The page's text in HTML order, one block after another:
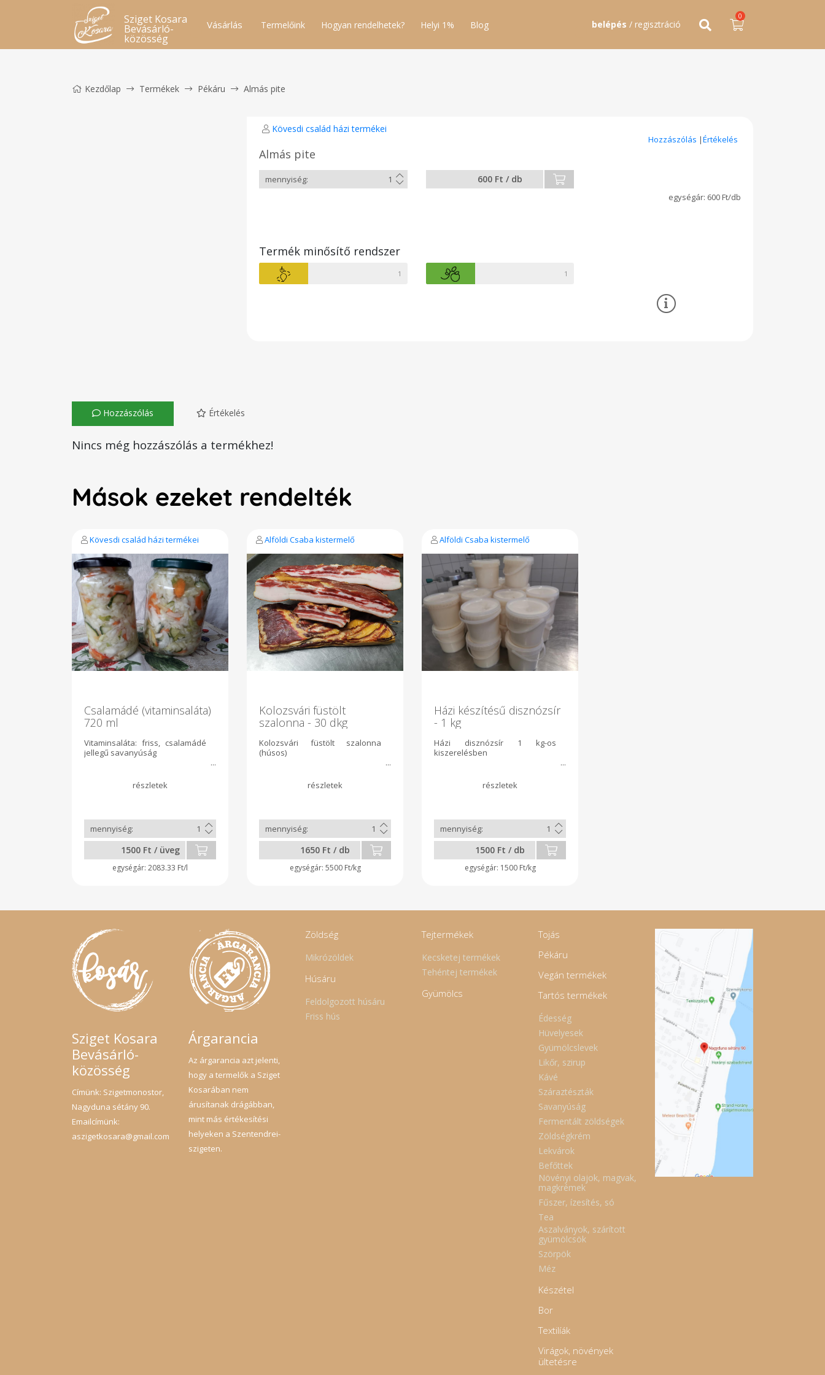
Sziget Kosara
Bevásárló-
közösség
Vásárlás Termelőink Hogyan rendelhetek? Helyi 1% Blog belépés / regisztráció
0
Kezdőlap Termékek Pékáru Almás pite
Kövesdi család házi termékei
Hozzászólás |Értékelés
Almás pite
600 Ft / db
600 Ft/db
Termék minősítő rendszer
1 1
Hozzászólás Értékelés
Nincs még hozzászólás a termékhez!
Mások ezeket rendelték
Kövesdi család házi termékei
Csalamádé (vitaminsaláta)
720 ml
Vitaminsaláta: friss, csalamádé
jellegű savanyúság
1500 Ft / üveg
2083.33 Ft/l
Alföldi Csaba kistermelő
Kolozsvári füstölt
szalonna - 30 dkg
Kolozsvári füstölt szalonna
(húsos)
1650 Ft / db
5500 Ft/kg
Alföldi Csaba kistermelő
Házi készítésű disznózsír
- 1 kg
Házi disznózsír 1 kg-os
kiszerelésben
1500 Ft / db
1500 Ft/kg
Sziget Kosara
Bevásárló-
közösség
Címünk: Szigetmonostor,
Nagyduna sétány 90.
Emailcímünk:
aszigetkosara@gmail.com
Árgarancia
Az árgarancia azt jelenti,
hogy a termelők a Sziget
Kosarában nem
árusítanak drágábban,
mint más értékesítési
helyeken a Szentendrei-
szigeten.
Zöldség
Mikrózöldek
Húsáru
Feldolgozott húsáru
Friss hús
Tejtermékek
Kecsketej termékek
Tehéntej termékek
Gyümölcs
Tojás
Pékáru
Vegán termékek
Tartós termékek
Édesség
Hüvelyesek
Gyümölcslevek
Likőr, szirup
Kávé
Száraztészták
Savanyúság
Fermentált zöldségek
Zöldségkrém
Lekvárok
Befőttek
Növényi olajok, magvak,
magkrémek
Fűszer, ízesítés, só
Tea
Aszalványok, szárított
gyümölcsök
Szörpök
Méz
Készétel
Bor
Textilíák
Virágok, növények
ültetésre